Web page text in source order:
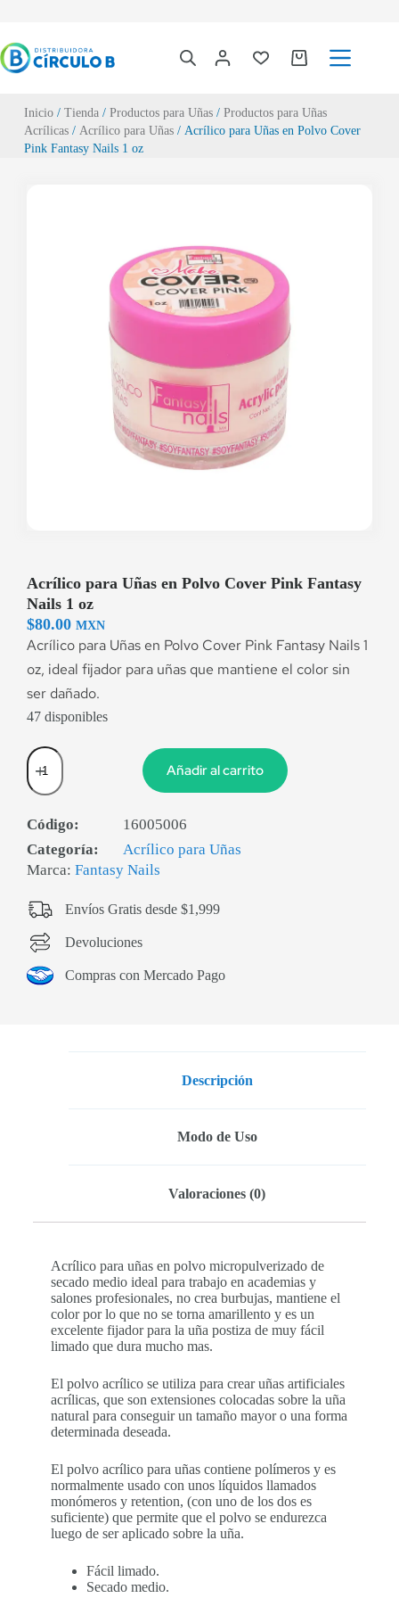
Inicio/ Tienda/ Productos para Uñas/ Productos para Uñas
Acrílicas/ Acrílico para Uñas/ Acrílico para Uñas en Polvo Cover
Pink Fantasy Nails 1 oz
Acrílico para Uñas en Polvo Cover Pink Fantasy
Nails 1 oz
$80.00 MXN
Acrílico para Uñas en Polvo Cover Pink Fantasy Nails 1
oz, ideal fijador para uñas que mantiene el color sin
ser dañado.
47 disponibles
Añadir al carrito
Código:
16005006
Categoría:
Acrílico para Uñas
Marca: Fantasy Nails
Envíos Gratis desde $1,999
Devoluciones
Compras con Mercado Pago
Descripción
Modo de Uso
Valoraciones (0)
Acrílico para uñas en polvo micropulverizado de
secado medio ideal para trabajo en academias y
salones profesionales, no crea burbujas, mantiene el
color por lo que no se torna amarillento y es un
excelente fijador para la uña postiza de muy fácil
limado que dura mucho mas.
El polvo acrílico se utiliza para crear uñas artificiales
acrílicas, que son extensiones colocadas sobre la uña
natural para conseguir un tamaño mayor o una forma
determinada deseada.
El polvo acrílico para uñas contiene polímeros y es
normalmente usado con unos líquidos llamados
monómeros y retention, (con uno de los dos es
suficiente) que permite que el polvo se endurezca
luego de ser aplicado sobre la uña.
Fácil limado.
Secado medio.